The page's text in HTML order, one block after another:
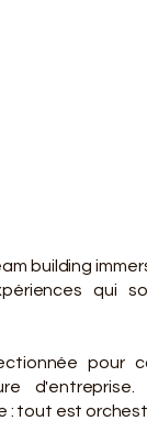
building
qui
pour
d'entreprise.
: tout est